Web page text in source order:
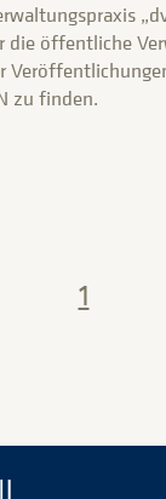
öffentliche
zu finden.
1